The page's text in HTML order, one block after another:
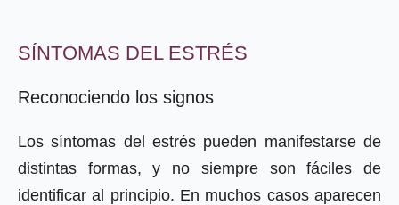
SÍNTOMAS DEL ESTRÉS
Reconociendo los signos
Los síntomas del estrés pueden manifestarse de
distintas formas, y no siempre son fáciles de
identificar al principio. En muchos casos aparecen